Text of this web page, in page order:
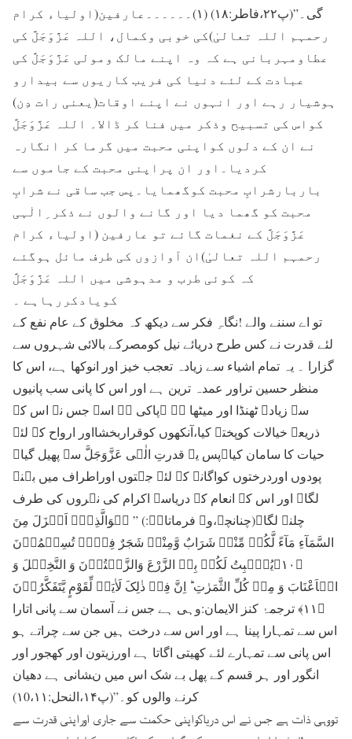
گی۔”(پ۲۲،فاطر:۱۸) (۱)۔۔۔۔۔۔عارفین(اولیاء کرام
رحمہم اللہ تعالیٰ)کی خوبی وکمال، اللہ عَزَّوَجَلَّ کی
عطاومہربانی ہے کہ وہ اپنے مالک ومولی عَزَّوَجَلَّ کی
عبادت کے لئے دنیا کی فریب کاریوں سے بیدارو
ہوشیار رہے اور انہوں نے اپنے اوقات(یعنی رات دِن)
کواس کی تسبیح وذکر میں فنا کر ڈالا۔ اللہ عَزَّوَجَلَّ
نے ان کے دلوں کواپنی محبت میں گرما کر انگارہ
کردیا۔اور ان پراپنی محبت کے جاموں سے
باربارشرابِ محبت کوگھمایا۔پس جب ساقی نے شرابِ
محبت کو گھما دیا اور گانے والوں نے ذکر ِالٰہی
عَزَّوَجَلَّ کے نغمات گائے تو عارفین (اولیاء کرام
رحمہم اللہ تعالیٰ)ان آوازوں کی طرف مائل ہوگئے
کہ کوئی طرب و مدہوشی میں اللہ عَزَّوَجَلَّ
کویادکررہاہے ۔
تو اے سننے والے !نگاہِ فکر سے دیکھ کہ مخلوق کے عام نفع کے
لئے قدرت نے کس طرح دریائے نیل کومصرکے بالائی شہروں سے
گزارا ۔ یہ تمام اشیاء سے زیادہ تعجب خیز اور انوکھا ہے، اس کا
منظر حسین تراور عمدہ ترین ہے اور اس کا پانی سب پانیوں
سے زیادہ ٹھنڈا اور میٹھا ہے ۔پاکی ہے اسے جس نے اس کے
ذریعے خیالات کوپختہ کیا،آنکھوں کوقراربخشااور ارواح کے لئے
حیات کا سامان کیا۔پس یہ قدرتِ الٰہی عَزَّوَجَلَّ سے پھیل گیا۔
پودوں اوردرختوں کواگانے کے لئے جہتوں اوراطراف میں بہنے
لگا۔ اور اس کے انعام کے دریاسے اکرام کی نہروں کی طرف
چلنے لگا۔(چنانچہ،وہ فرماتاہے:) ” ہُوَالَّذِیۡۤ اَنۡزَلَ مِنَ
السَّمَآءِ مَآءً لَّکُمۡ مِّنْہُ شَرَابٌ وَّمِنْہُ شَجَرٌ فِیۡہِ تُسِیۡمُوۡنَ
﴿۱۰﴾یُنۡۢبِتُ لَکُمۡ بِہِ الزَّرْعَ وَالزَّیۡتُوۡنَ وَ النَّخِیۡلَ وَ
الۡاَعْنَابَ وَ مِنۡ کُلِّ الثَّمَرٰتِ ؕ اِنَّ فِیۡ ذٰلِکَ لَاٰیَۃً لِّقَوْمٍ یَّتَفَکَّرُوۡنَ
﴿۱۱﴾ ترجمۂ کنز الایمان:وہی ہے جس نے آسمان سے پانی اتارا
اس سے تمہارا پینا ہے اور اس سے درخت ہیں جن سے چراتے ہو
اس پانی سے تمہارے لئے کھیتی اگاتا ہے اورزیتون اور کھجور اور
انگور اور ہر قسم کے پھل بے شک اس میں نشانی ہے دھیان
کرنے والوں کو۔”(پ۱۴،النحل:۱0،۱۱)
تووہی ذات ہے جس نے اس دریاکواپنی حکمت سے جاری اوراپنی قدرت سے